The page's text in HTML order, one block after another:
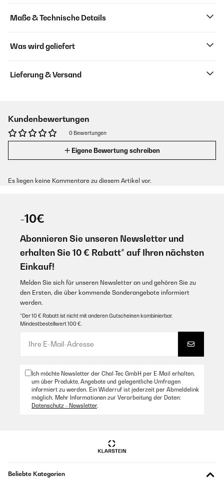
Maße & Technische Details
Was wird geliefert
Lieferung & Versand
Kundenbewertungen
0 Bewertungen
Eigene Bewertung schreiben
Es liegen keine Kommentare zu diesem Artikel vor.
-10€
Abonnieren Sie unseren Newsletter und
erhalten Sie 10 € Rabatt* auf Ihren nächsten
Einkauf!
Melden Sie sich für unseren Newsletter an und gehören Sie zu
den Ersten, die über kommende Sonderangebote informiert
werden.
*Der 10 € Rabatt ist nicht mit anderen Gutscheinen kombinierbar.
Mindestbestellwert 100 €.
Ich möchte Newsletter der Chal-Tec GmbH per E-Mail erhalten,
um über Produkte, Angebote und gelegentliche Umfragen
informiert zu werden. Ein Widerruf ist jederzeit per Abmeldelink
möglich. Mehr Informationen zur Verarbeitung der Daten:
Datenschutz - Newsletter.
Beliebte Kategorien